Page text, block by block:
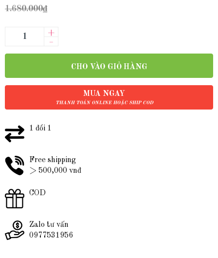
1.680.000₫
–
+
CHO VÀO GIỎ HÀNG
MUA NGAY
THANH TOÁN ONLINE HOẶC SHIP COD
1 đổi 1
Free shipping
> 500,000 vnđ
COD
Zalo tư vấn
0977531956